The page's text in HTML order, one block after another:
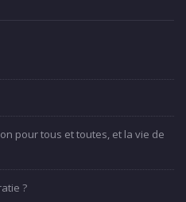
pour tous et toutes, et la vie de
?